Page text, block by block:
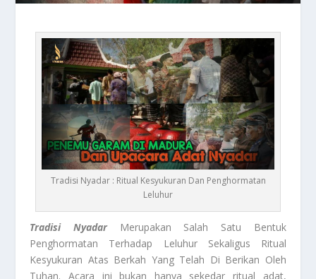
Tradisi Nyadar : Ritual Kesyukuran Dan Penghormatan
Leluhur
Tradisi NyadarMerupakan Salah Satu Bentuk
Penghormatan Terhadap Leluhur Sekaligus Ritual
Kesyukuran Atas Berkah Yang Telah Di Berikan Oleh
Tuhan. Acara ini bukan hanya sekedar ritual adat,